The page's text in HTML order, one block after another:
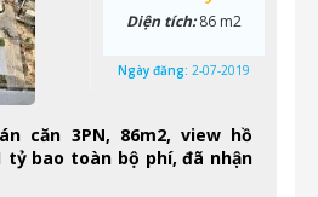
căn 3PN, 86m2, view hồ
tỷ bao toàn bộ phí, đã nhận
Diện tích:86 m2
Ngày đăng: 2-07-2019